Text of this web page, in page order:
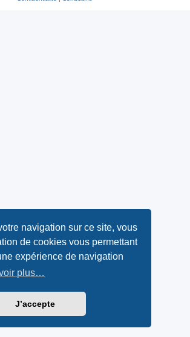
navigation sur ce site, vous
de cookies vous permettant
expérience de navigation
plus…
J’accepte